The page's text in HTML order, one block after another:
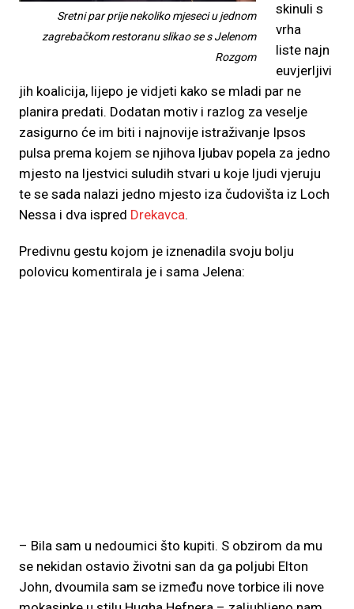
Sretni par prije nekoliko mjeseci u jednom
zagrebačkom restoranu slikao se s Jelenom
Rozgom
skinuli s
vrha
liste najn
euvjerljivi
jih koalicija, lijepo je vidjeti kako se mladi par ne
planira predati. Dodatan motiv i razlog za veselje
zasigurno će im biti i najnovije istraživanje Ipsos
pulsa prema kojem se njihova ljubav popela za jedno
mjesto na ljestvici suludih stvari u koje ljudi vjeruju
te se sada nalazi jedno mjesto iza čudovišta iz Loch
Nessa i dva ispred Drekavca.
Predivnu gestu kojom je iznenadila svoju bolju
polovicu komentirala je i sama Jelena:
– Bila sam u nedoumici što kupiti. S obzirom da mu
se nekidan ostavio životni san da ga poljubi Elton
John, dvoumila sam se između nove torbice ili nove